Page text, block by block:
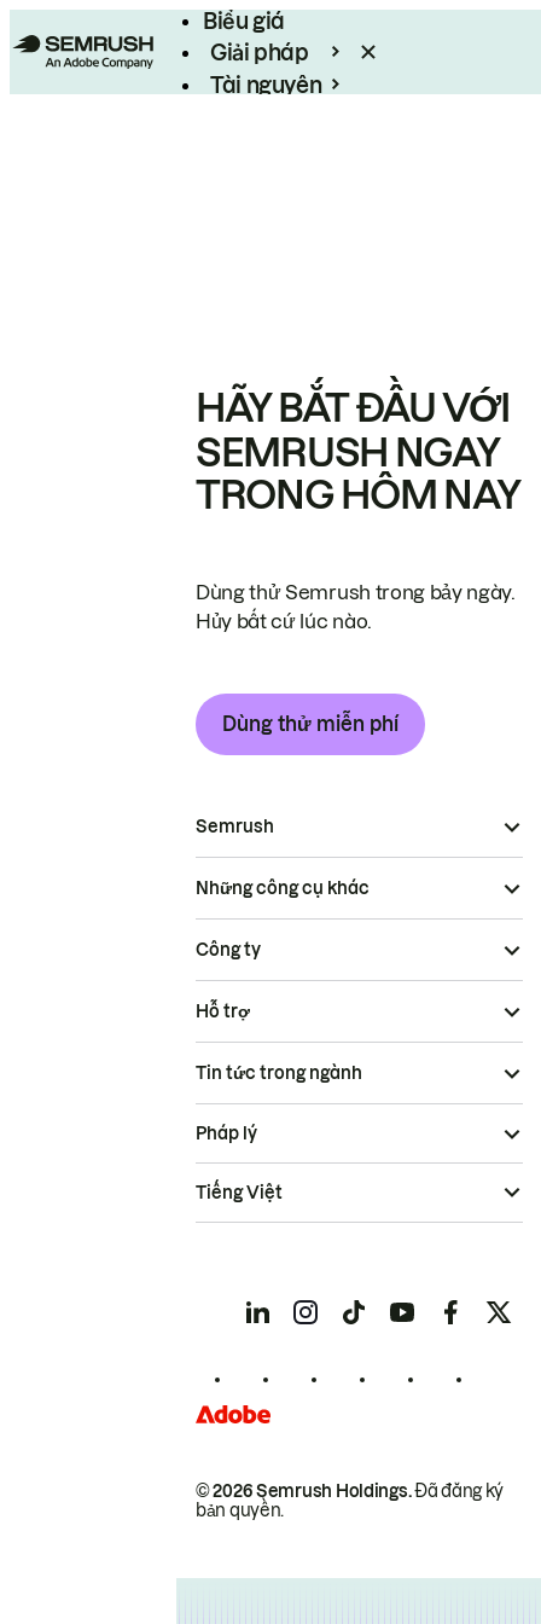
Biểu giá
Giải pháp
Tài nguyên
HÃY BẮT ĐẦU VỚI
SEMRUSH NGAY
TRONG HÔM NAY
Dùng thử Semrush trong bảy ngày.
Hủy bất cứ lúc nào.
Dùng thử miễn phí
Semrush
Những công cụ khác
Công ty
Hỗ trợ
Tin tức trong ngành
© 2026 Semrush Holdings.Đã đăng ký
bản quyền.
Pháp lý
Tiếng Việt